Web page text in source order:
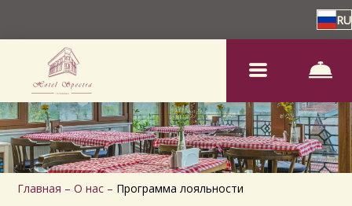
RU
Главная –О нас – Программа лояльности